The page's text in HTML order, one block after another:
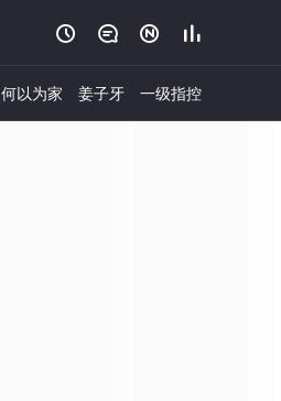
   
何以为家 姜子牙 一级指控